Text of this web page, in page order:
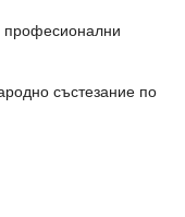
професионални
състезание по